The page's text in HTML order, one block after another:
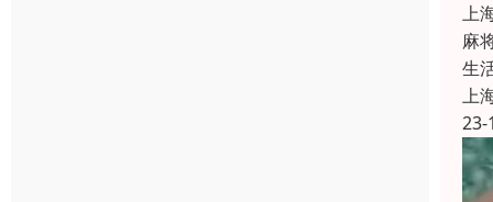
上
麻
生
上
23-